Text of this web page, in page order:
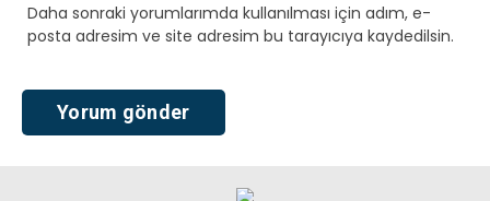
Daha sonraki yorumlarımda kullanılması için adım, e-
posta adresim ve site adresim bu tarayıcıya kaydedilsin.